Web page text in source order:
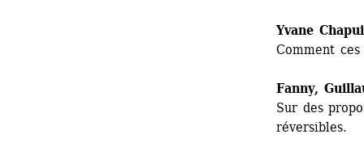
Yvane
Comment ces
Fanny,
Sur des
réversibles.